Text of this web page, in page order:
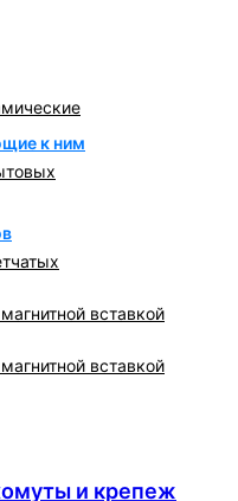
к ним
вставкой
вставкой
и крепеж